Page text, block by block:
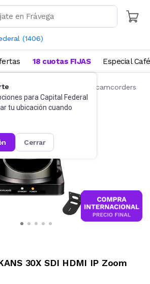
(1406)
para Capital Federal
tu ubicación cuando
cerrar
18 cuotas FIJAS Especial Café
Videocámaras y camcorders
30X SDI HDMI IP Zoom